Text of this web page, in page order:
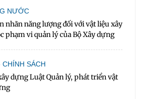
NƯỚC
nhãn năng lượng đối với vật liệu xây
phạm vi quản lý của Bộ Xây dựng
CHÍNH SÁCH
dựng Luật Quản lý, phát triển vật